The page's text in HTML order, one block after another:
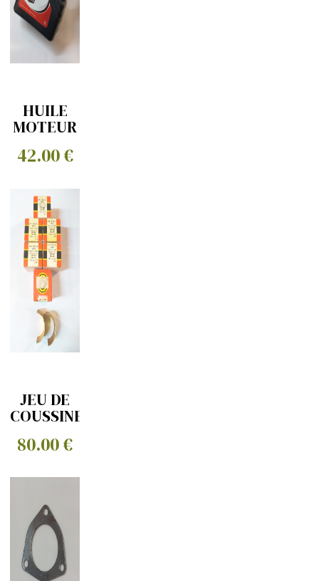
HUILE
MOTEUR
HAFA
42.00 €
JEU DE
COUSSINETS
0.10
80.00 €